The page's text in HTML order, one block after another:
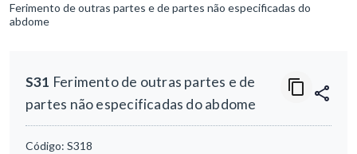
Ferimento de outras partes e de partes não especificadas do
abdome
S31 Ferimento de outras partes e de
partes não especificadas do abdome
Código: S318